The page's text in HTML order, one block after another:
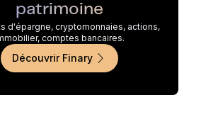
patrimoine
d'épargne, cryptomonnaies, actions,
comptes bancaires.
Découvrir Finary